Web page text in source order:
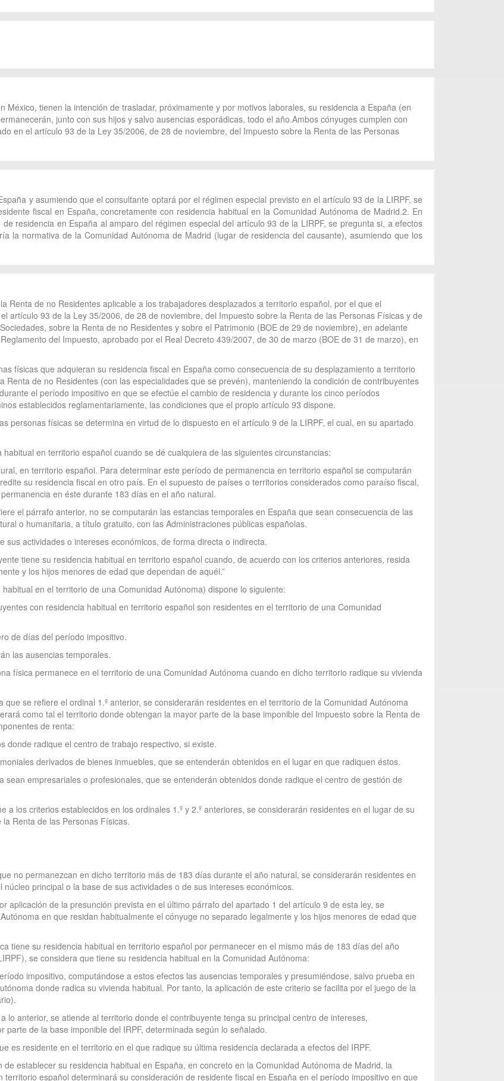
México, tienen la intención de trasladar, próximamente y por motivos laborales, su residencia a España (en
junto con sus hijos y salvo ausencias esporádicas, todo el año.Ambos cónyuges cumplen con
en el artículo 93 de la Ley 35/2006, de 28 de noviembre, del Impuesto sobre la Renta de las Personas
y asumiendo que el consultante optará por el régimen especial previsto en el artículo 93 de la LIRPF, se
fiscal en España, concretamente con residencia habitual en la Comunidad Autónoma de Madrid.2. En
residencia en España al amparo del régimen especial del artículo 93 de la LIRPF, se pregunta si, a efectos
la normativa de la Comunidad Autónoma de Madrid (lugar de residencia del causante), asumiendo que los
Renta de no Residentes aplicable a los trabajadores desplazados a territorio español, por el que el
artículo 93 de la Ley 35/2006, de 28 de noviembre, del Impuesto sobre la Renta de las Personas Físicas y de
sobre la Renta de no Residentes y sobre el Patrimonio (BOE de 29 de noviembre), en adelante
del Impuesto, aprobado por el Real Decreto 439/2007, de 30 de marzo (BOE de 31 de marzo), en
físicas que adquieran su residencia fiscal en España como consecuencia de su desplazamiento a territorio
de no Residentes (con las especialidades que se prevén), manteniendo la condición de contribuyentes
el período impositivo en que se efectúe el cambio de residencia y durante los cinco períodos
establecidos reglamentariamente, las condiciones que el propio artículo 93 dispone.
personas físicas se determina en virtud de lo dispuesto en el artículo 9 de la LIRPF, el cual, en su apartado
en territorio español cuando se dé cualquiera de las siguientes circunstancias:
en territorio español. Para determinar este período de permanencia en territorio español se computarán
su residencia fiscal en otro país. En el supuesto de países o territorios considerados como paraíso fiscal,
en éste durante 183 días en el año natural.
el párrafo anterior, no se computarán las estancias temporales en España que sean consecuencia de las
o humanitaria, a título gratuito, con las Administraciones públicas españolas.
actividades o intereses económicos, de forma directa o indirecta.
tiene su residencia habitual en territorio español cuando, de acuerdo con los criterios anteriores, resida
y los hijos menores de edad que dependan de aquél.”
en el territorio de una Comunidad Autónoma) dispone lo siguiente:
con residencia habitual en territorio español son residentes en el territorio de una Comunidad
de días del período impositivo.
las ausencias temporales.
física permanece en el territorio de una Comunidad Autónoma cuando en dicho territorio radique su vivienda
se refiere el ordinal 1.º anterior, se considerarán residentes en el territorio de la Comunidad Autónoma
como tal el territorio donde obtengan la mayor parte de la base imponible del Impuesto sobre la Renta de
de renta:
donde radique el centro de trabajo respectivo, si existe.
derivados de bienes inmuebles, que se entenderán obtenidos en el lugar en que radiquen éstos.
empresariales o profesionales, que se entenderán obtenidos donde radique el centro de gestión de
a los criterios establecidos en los ordinales 1.º y 2.º anteriores, se considerarán residentes en el lugar de su
Renta de las Personas Físicas.
no permanezcan en dicho territorio más de 183 días durante el año natural, se considerarán residentes en
principal o la base de sus actividades o de sus intereses económicos.
aplicación de la presunción prevista en el último párrafo del apartado 1 del artículo 9 de esta ley, se
en que residan habitualmente el cónyuge no separado legalmente y los hijos menores de edad que
tiene su residencia habitual en territorio español por permanecer en el mismo más de 183 días del año
se considera que tiene su residencia habitual en la Comunidad Autónoma:
impositivo, computándose a estos efectos las ausencias temporales y presumiéndose, salvo prueba en
donde radica su vivienda habitual. Por tanto, la aplicación de este criterio se facilita por el juego de la
lo anterior, se atiende al territorio donde el contribuyente tenga su principal centro de intereses,
de la base imponible del IRPF, determinada según lo señalado.
es residente en el territorio en el que radique su última residencia declarada a efectos del IRPF.
establecer su residencia habitual en España, en concreto en la Comunidad Autónoma de Madrid, la
español determinará su consideración de residente fiscal en España en el período impositivo en que